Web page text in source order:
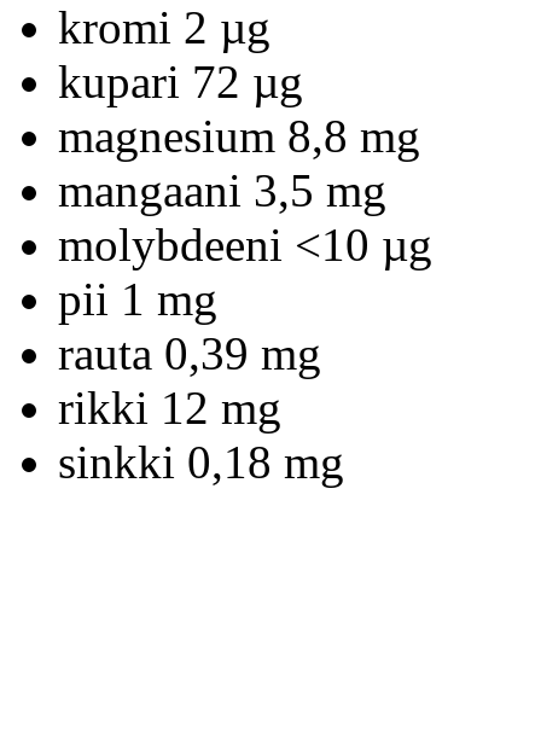
kromi 2 µg
kupari 72 µg
magnesium 8,8 mg
mangaani 3,5 mg
molybdeeni <10 µg
pii 1 mg
rauta 0,39 mg
rikki 12 mg
sinkki 0,18 mg